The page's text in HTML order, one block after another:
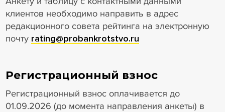
клиентов необходимо направить в адрес
редакционного совета рейтинга на электронную
почту rating@probankrotstvo.ru
Регистрационный взнос
Регистрационный взнос оплачивается до
01.09.2026 (до момента направления анкеты) в